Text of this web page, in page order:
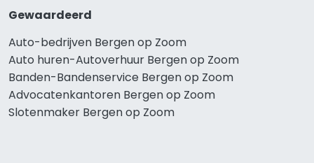
Gewaardeerd
Auto-bedrijven Bergen op Zoom
Auto huren-Autoverhuur Bergen op Zoom
Banden-Bandenservice Bergen op Zoom
Advocatenkantoren Bergen op Zoom
Slotenmaker Bergen op Zoom